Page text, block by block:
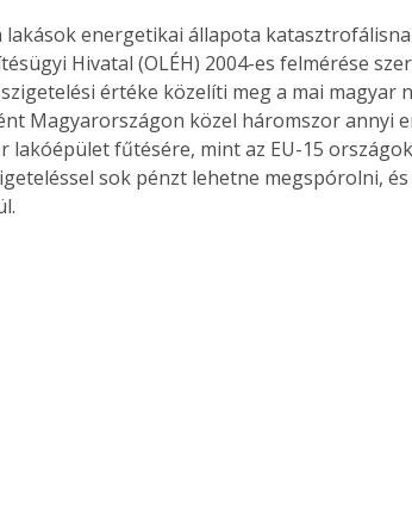
lakások energetikai állapota
Hivatal (OLÉH) 2004-es felmérése
értéke közelíti meg a mai magyar
Magyarországon közel háromszor annyi
lakóépület fűtésére, mint az EU-15
sok pénzt lehetne megspórolni,